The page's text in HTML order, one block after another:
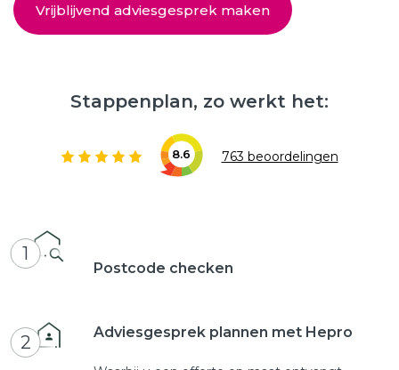
Vrijblijvend adviesgesprek maken
Stappenplan, zo werkt het:
8.6 763 beoordelingen
1
Postcode checken
2 Adviesgesprek plannen met Hepro